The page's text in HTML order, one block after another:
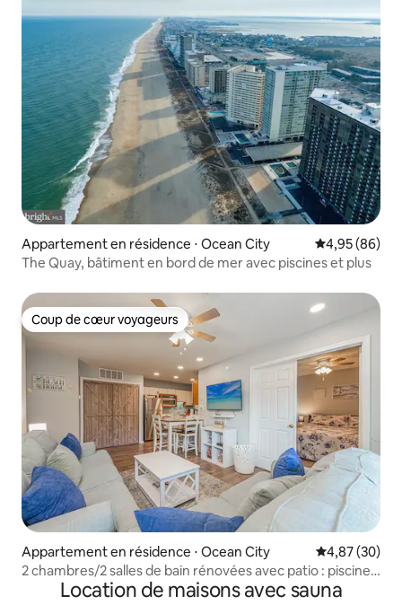
Appartement en résidence ⋅ Ocean City Évaluation
4,95 (86)
The Quay, bâtiment en bord de mer avec piscines et plus
Coup de cœur voyageurs
Coup de cœur voyageurs
Appartement en résidence ⋅ Ocean City Évaluation
4,87 (30)
2 chambres/2 salles de bain rénovées avec patio : piscines,
PLAGE, dîner !
Location de maisons avec sauna